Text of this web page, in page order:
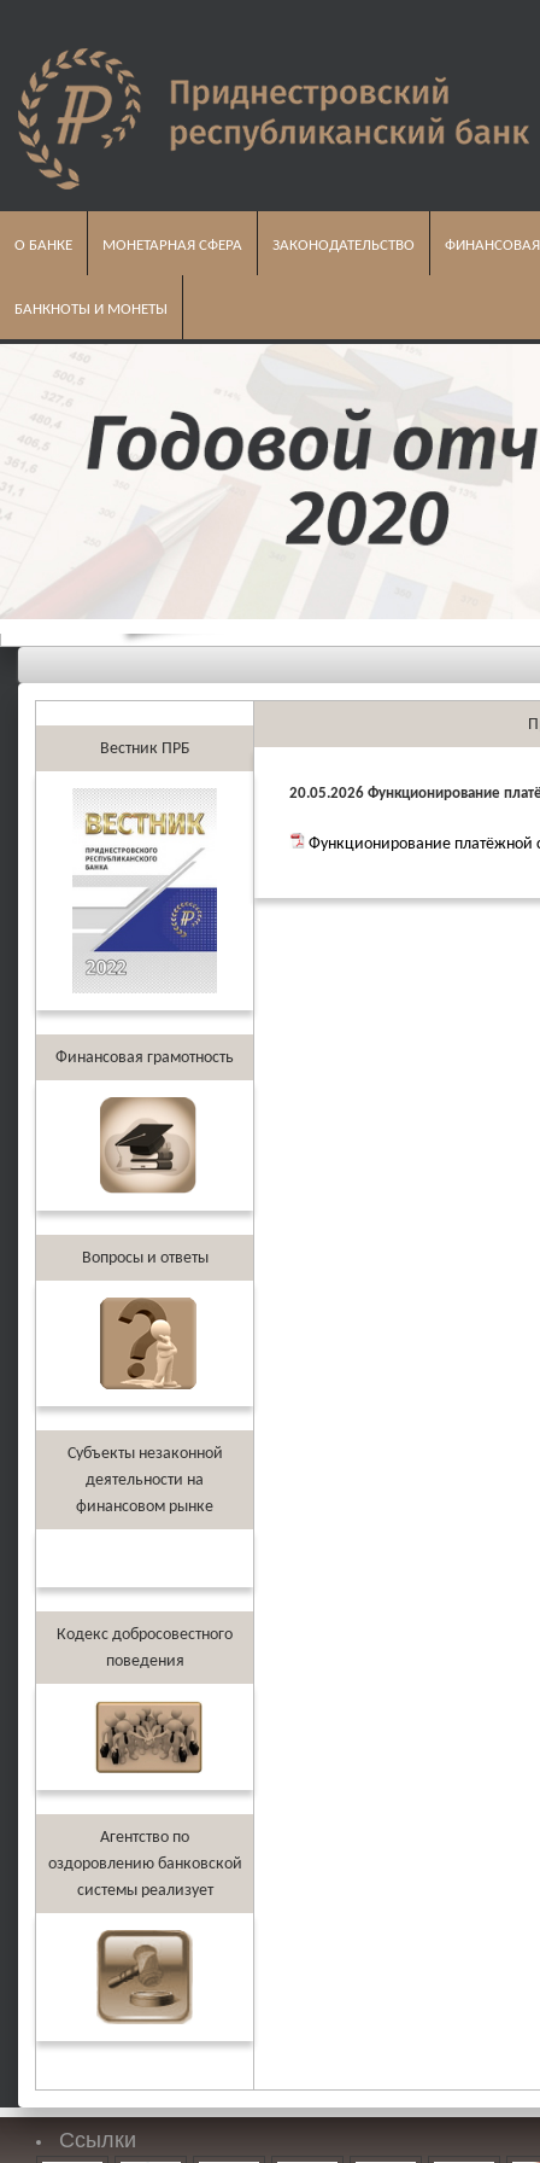
О БАНКЕ МОНЕТАРНАЯ СФЕРА ЗАКОНОДАТЕЛЬСТВО
БАНКНОТЫ И МОНЕТЫ
Вестник ПРБ
Финансовая грамотность
Вопросы и ответы
Субъекты незаконной
деятельности на
финансовом рынке
Кодекс добросовестного
поведения
Агентство по
оздоровлению банковской
системы реализует
20.05.2026 Функционирование
Функционирование платёжной
Ссылки